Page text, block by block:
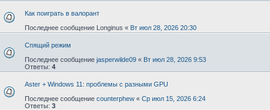
Как поиграть в валорант
Последнее сообщение Longinus « Вт июл 28, 2026 20:30
Спящий режим
Последнее сообщение jasperwilde09 « Вт июл 28, 2026 9:53
Ответы: 4
Aster + Windows 11: проблемы с разными GPU
Последнее сообщение counterphew « Ср июл 15, 2026 6:24
Ответы: 3